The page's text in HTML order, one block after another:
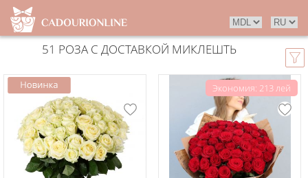
51 РОЗА С ДОСТАВКОЙ МИКЛЕШТЬ
Экономия: 213 лей